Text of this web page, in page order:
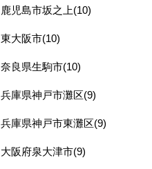
鹿児島市坂之上(10)
東大阪市(10)
奈良県生駒市(10)
兵庫県神戸市灘区(9)
兵庫県神戸市東灘区(9)
大阪府泉大津市(9)